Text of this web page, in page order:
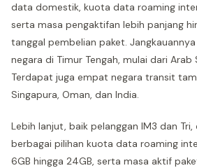
data domestik, kuota data roaming
serta masa pengaktifan lebih panjang
tanggal pembelian paket.
negara di Timur Tengah, mulai dari Arab
Terdapat juga empat negara transit
Singapura, Oman, dan India.
Lebih lanjut, baik pelanggan IM3 dan
berbagai pilihan kuota data roaming
6GB hingga 24GB, serta masa aktif